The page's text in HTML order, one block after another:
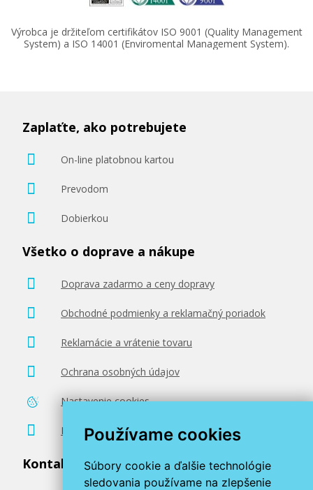
Používame cookies
Súbory cookie a ďalšie technológie
sledovania používame na zlepšenie
Výrobca je držiteľom certifikátov ISO 9001 (Quality Management
System) a ISO 14001 (Enviromental Management System).
Zaplaťte, ako potrebujete
On-line platobnou kartou
Prevodom
Dobierkou
Všetko o doprave a nákupe
Doprava zadarmo a ceny dopravy
Obchodné podmienky a reklamačný poriadok
Reklamácie a vrátenie tovaru
Ochrana osobných údajov
Nastavenie cookies
Poradenstvo zadarmo
Kontaktujte nás